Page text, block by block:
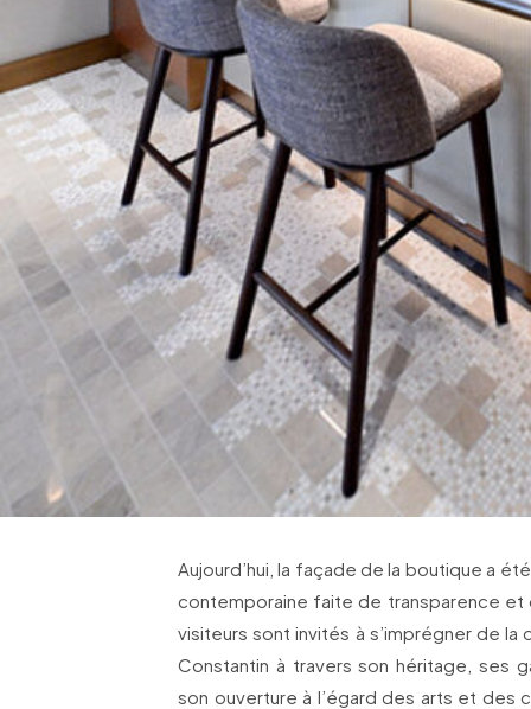
Aujourd’hui, la façade de la boutique a
contemporaine faite de transparence et
visiteurs sont invités à s’imprégner de
Constantin à travers son héritage, ses
son ouverture à l’égard des arts et des